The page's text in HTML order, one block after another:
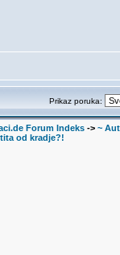
Prikaz poruka:
Forum Indeks -> ~
od kradje?!